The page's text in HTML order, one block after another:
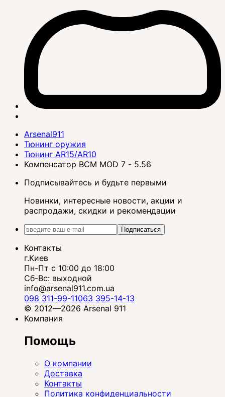
Arsenal911
Тюнинг оружия
Тюнинг AR15/AR10
Компенсатор BCM MOD 7 - 5.56
Подписывайтесь и будьте первыми
Новинки, интересные новости, акции и
распродажи, скидки и рекомендации
Подписаться
Контакты
г.Киев
Пн-Пт с 10:00 до 18:00
Сб-Вс: выходной
info@arsenal911.com.ua
098 311-99-11063 395-14-13
© 2012—2026 Arsenal 911
Компания
Помощь
О компании
Доставка
Контакты
Политика конфиденциальности